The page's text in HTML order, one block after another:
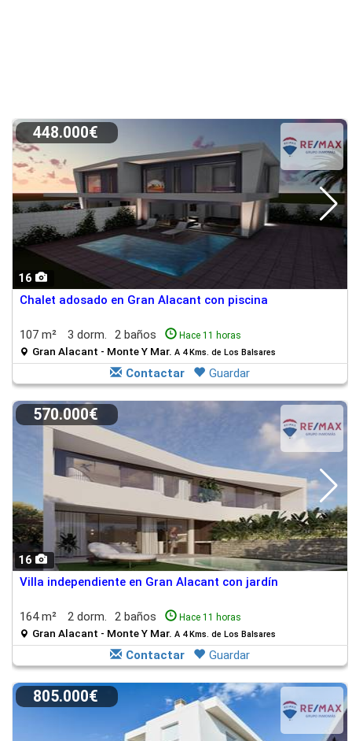
16
448.000€
Chalet adosado en Gran Alacant con piscina
107 m² 3 dorm. 2 baños Hace 11 horas
Gran Alacant - Monte Y Mar. A 4 Kms. de Los Balsares
Contactar Guardar
16
570.000€
Villa independiente en Gran Alacant con jardín
164 m² 2 dorm. 2 baños Hace 11 horas
Gran Alacant - Monte Y Mar. A 4 Kms. de Los Balsares
Contactar Guardar
805.000€